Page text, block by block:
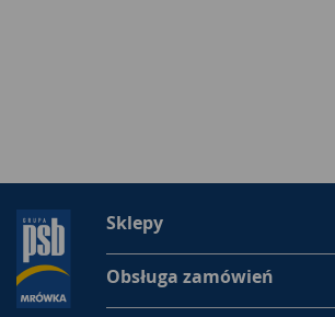
Sklepy
Obsługa zamówień